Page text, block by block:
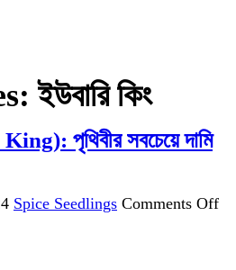
ইউবারি কিং
পৃথিবীর সবচেয়ে দামি
Spice Seedlings Comments Offon